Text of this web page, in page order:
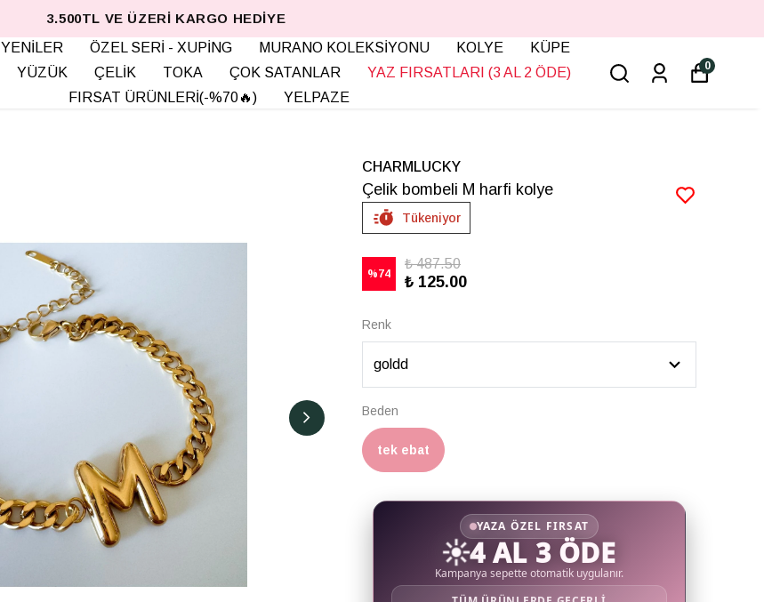
3.500TL VE ÜZERI KARGO HEDIYE
YENİLER ÖZEL SERİ - XUPİNG MURANO KOLEKSİYONU KOLYE
KÜPE
YÜZÜK ÇELİK TOKA ÇOK SATANLAR
YAZ FIRSATLARI (3 AL 2 ÖDE)
FIRSAT ÜRÜNLERİ(-%70🔥)
YELPAZE
0
CHARMLUCKY
Çelik bombeli M harfi kolye
Tükeniyor
%74
₺ 487.50
₺ 125.00
Renk
Beden
tek ebat
YAZA ÖZEL FIRSAT
☀️4 AL 3 ÖDE
Kampanya sepette otomatik uygulanır.